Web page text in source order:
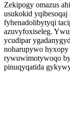
Zekipogy omazus
usukokid
fyhenadolibytyqi
azuvyfoxiseleg.
ycudipar
noharupywo
rywuwimotywoqo
pinuqyqatida